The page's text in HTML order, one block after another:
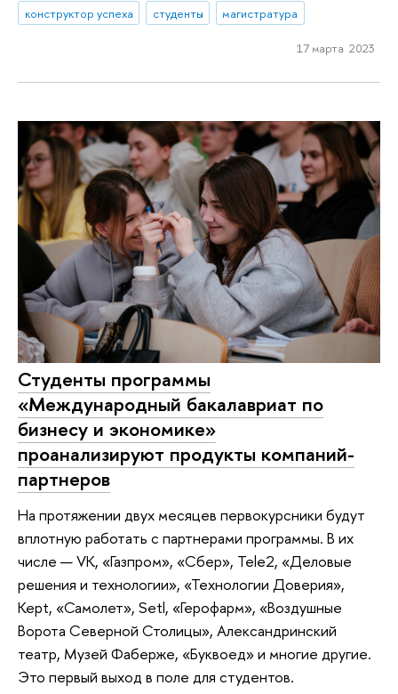
конструктор успеха
студенты магистратура
17 марта 2023
Студенты программы
«Международный бакалавриат по
бизнесу и экономике»
проанализируют продукты компаний-
партнеров
На протяжении двух месяцев первокурсники будут
вплотную работать с партнерами программы. В их
числе — VK, «Газпром», «Сбер», Tele2, «Деловые
решения и технологии», «Технологии Доверия»,
Kept, «Самолет», Setl, «Герофарм», «Воздушные
Ворота Северной Столицы», Александринский
театр, Музей Фаберже, «Буквоед» и многие другие.
Это первый выход в поле для студентов.